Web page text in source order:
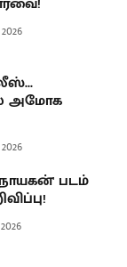
அமோக
படம்